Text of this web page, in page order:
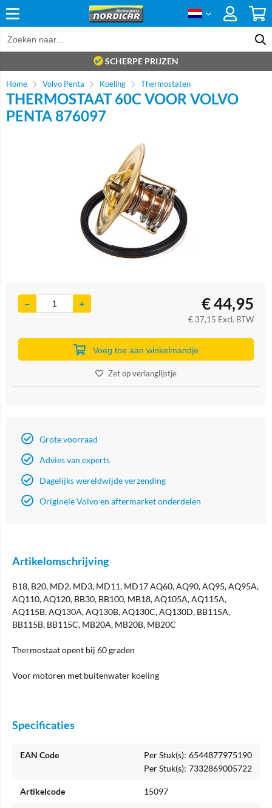
SCHERPE PRIJZEN
Home Volvo Penta Koeling Thermostaten
THERMOSTAAT 60C VOOR VOLVO
PENTA 876097
€44,95
€ 37,15 Excl. BTW
Voeg toe aan winkelmandje
Zet op verlanglijstje
Grote voorraad
Advies van experts
Dagelijks wereldwijde verzending
Originele Volvo en aftermarket onderdelen
Artikelomschrijving
B18, B20, MD2, MD3, MD11, MD17 AQ60, AQ90, AQ95, AQ95A,
AQ110, AQ120, BB30, BB100, MB18, AQ105A, AQ115A,
AQ115B, AQ130A, AQ130B, AQ130C, AQ130D, BB115A,
BB115B, BB115C, MB20A, MB20B, MB20C
Thermostaat opent bij 60 graden
Voor motoren met buitenwater koeling
Specificaties
EAN Code Per Stuk(s): 6544877975190
Per Stuk(s): 7332869005722
Artikelcode 15097